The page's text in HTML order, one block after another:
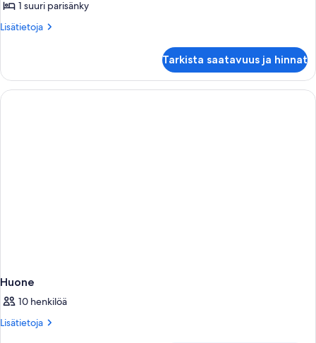
kuvat
1 suuri parisänky
Lisätietoja
Lisätietoja
Avenue
Montaigne
View)
Tarkista saatavuus ja hinnat
Huone
10 henkilöä
Lisätietoja
Lisätietoja